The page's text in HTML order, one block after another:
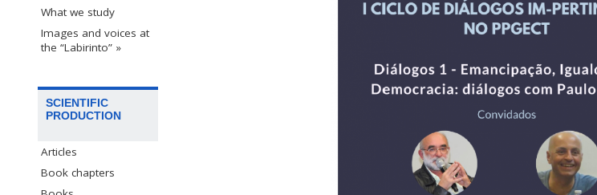
What we study
Images and voices at
the “Labirinto” »
SCIENTIFIC
PRODUCTION
Articles
Book chapters